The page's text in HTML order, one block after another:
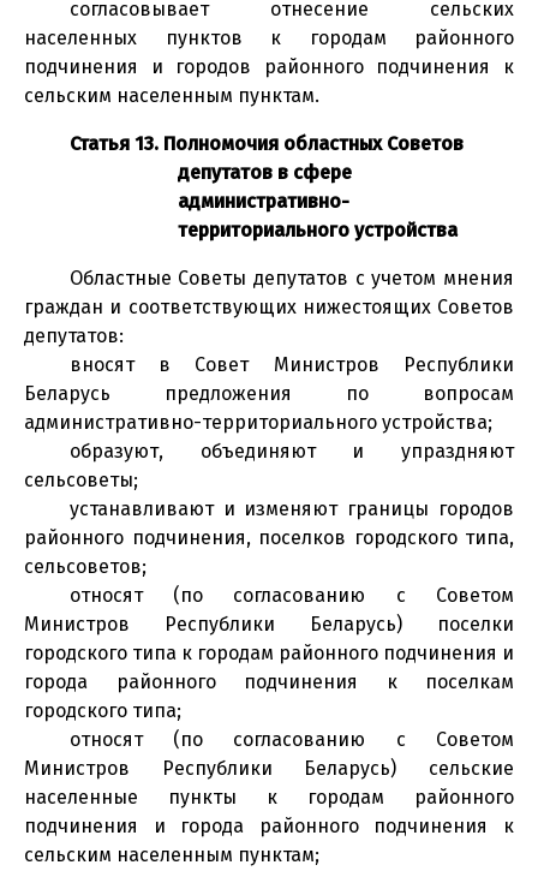
согласовывает отнесение сельских
населенных пунктов к городам районного
подчинения и городов районного подчинения к
сельским населенным пунктам.
Статья 13. Полномочия областных Советов
депутатов в сфере
административно-
территориального устройства
Областные Советы депутатов с учетом мнения
граждан и соответствующих нижестоящих Советов
депутатов:
вносят в Совет Министров Республики
Беларусь предложения по вопросам
административно-территориального устройства;
образуют, объединяют и упраздняют
сельсоветы;
устанавливают и изменяют границы городов
районного подчинения, поселков городского типа,
сельсоветов;
относят (по согласованию с Советом
Министров Республики Беларусь) поселки
городского типа к городам районного подчинения и
города районного подчинения к поселкам
городского типа;
относят (по согласованию с Советом
Министров Республики Беларусь) сельские
населенные пункты к городам районного
подчинения и города районного подчинения к
сельским населенным пунктам;